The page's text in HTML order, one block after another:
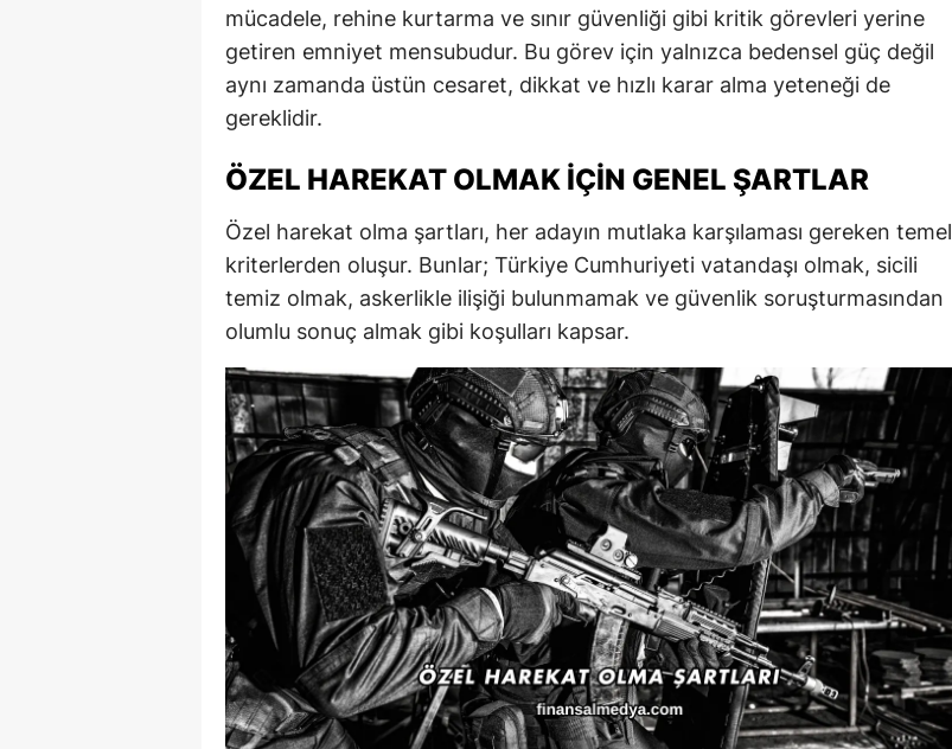
mücadele, rehine kurtarma ve sınır güvenliği gibi kritik görevleri yerine
getiren emniyet mensubudur. Bu görev için yalnızca bedensel güç değil
aynı zamanda üstün cesaret, dikkat ve hızlı karar alma yeteneği de
gereklidir.
ÖZEL HAREKAT OLMAK İÇIN GENEL ŞARTLAR
Özel harekat olma şartları, her adayın mutlaka karşılaması gereken temel
kriterlerden oluşur. Bunlar; Türkiye Cumhuriyeti vatandaşı olmak, sicili
temiz olmak, askerlikle ilişiği bulunmamak ve güvenlik soruşturmasından
olumlu sonuç almak gibi koşulları kapsar.